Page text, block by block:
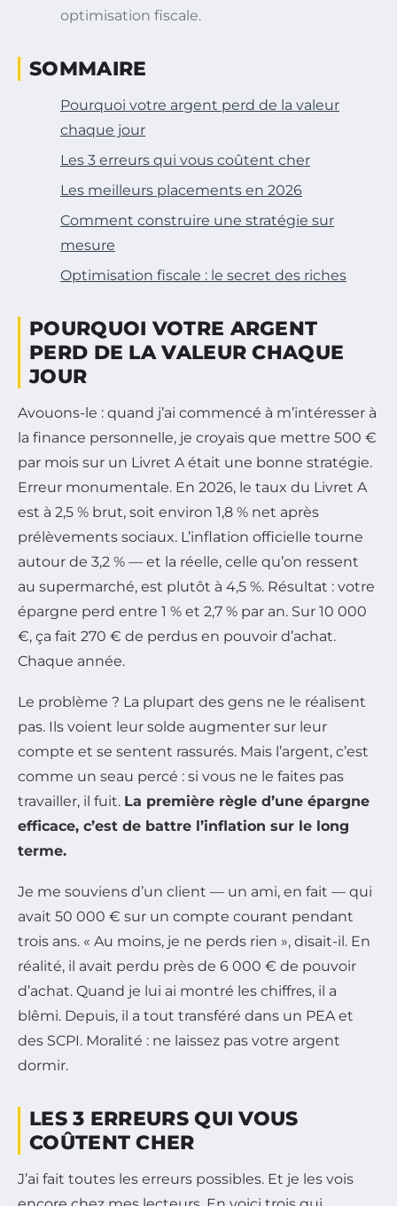
optimisation fiscale.
SOMMAIRE
Pourquoi votre argent perd de la valeur
chaque jour
Les 3 erreurs qui vous coûtent cher
Les meilleurs placements en 2026
Comment construire une stratégie sur
mesure
Optimisation fiscale : le secret des riches
POURQUOI VOTRE ARGENT
PERD DE LA VALEUR CHAQUE
JOUR
Avouons-le : quand j’ai commencé à m’intéresser à
la finance personnelle, je croyais que mettre 500 €
par mois sur un Livret A était une bonne stratégie.
Erreur monumentale. En 2026, le taux du Livret A
est à 2,5 % brut, soit environ 1,8 % net après
prélèvements sociaux. L’inflation officielle tourne
autour de 3,2 % — et la réelle, celle qu’on ressent
au supermarché, est plutôt à 4,5 %. Résultat : votre
épargne perd entre 1 % et 2,7 % par an. Sur 10 000
€, ça fait 270 € de perdus en pouvoir d’achat.
Chaque année.
Le problème ? La plupart des gens ne le réalisent
pas. Ils voient leur solde augmenter sur leur
compte et se sentent rassurés. Mais l’argent, c’est
comme un seau percé : si vous ne le faites pas
travailler, il fuit. La première règle d’une épargne
efficace, c’est de battre l’inflation sur le long
terme.
Je me souviens d’un client — un ami, en fait — qui
avait 50 000 € sur un compte courant pendant
trois ans. « Au moins, je ne perds rien », disait-il. En
réalité, il avait perdu près de 6 000 € de pouvoir
d’achat. Quand je lui ai montré les chiffres, il a
blêmi. Depuis, il a tout transféré dans un PEA et
des SCPI. Moralité : ne laissez pas votre argent
dormir.
LES 3 ERREURS QUI VOUS
COÛTENT CHER
J’ai fait toutes les erreurs possibles. Et je les vois